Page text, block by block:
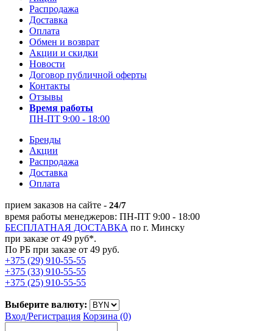
Распродажа
Доставка
Оплата
Обмен и возврат
Акции и скидки
Новости
Договор публичной оферты
Контакты
Отзывы
Время работы
ПН-ПТ 9:00 - 18:00
Бренды
Акции
Распродажа
Доставка
Оплата
прием заказов на сайте - 24/7
время работы менеджеров: ПН-ПТ 9:00 - 18:00
БЕСПЛАТНАЯ ДОСТАВКА по г. Минску
при заказе от 49 руб*.
По РБ при заказе от 49 руб.
+375 (29) 910-55-55
+375 (33) 910-55-55
+375 (25) 910-55-55
Выберите валюту:
Вход/Регистрация Корзина (0)